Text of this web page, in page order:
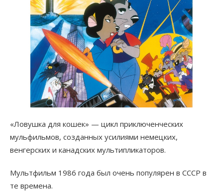
«Ловушка для кошек» — цикл приключенческих
мульфильмов, созданных усилиями немецких,
венгерских и канадских мультипликаторов.
Мультфильм 1986 года был очень популярен в СССР в
те времена.